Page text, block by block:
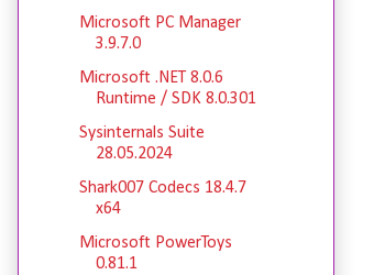
Microsoft PC Manager
3.9.7.0
Microsoft .NET 8.0.6
Runtime / SDK 8.0.301
Sysinternals Suite
28.05.2024
Shark007 Codecs 18.4.7
x64
Microsoft PowerToys
0.81.1